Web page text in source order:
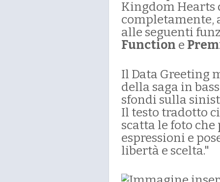
Kingdom Hearts
completamente,
alle seguenti
Function e
Il Data Greeting
della saga in
sfondi sulla
Il testo tradotto
scatta le foto
espressioni e
libertà e scelta."